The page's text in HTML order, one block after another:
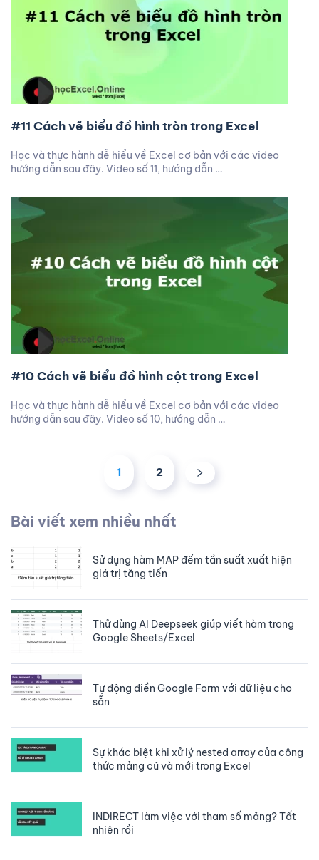
#11 Cách vẽ biểu đồ hình tròn trong Excel
Học và thực hành dễ hiểu về Excel cơ bản với các video
hướng dẫn sau đây. Video số 11, hướng dẫn …
#10 Cách vẽ biểu đồ hình cột trong Excel
Học và thực hành dễ hiểu về Excel cơ bản với các video
hướng dẫn sau đây. Video số 10, hướng dẫn …
1 2
Bài viết xem nhiều nhất
Sử dụng hàm MAP đếm tần suất xuất hiện
giá trị tăng tiến
Thử dùng AI Deepseek giúp viết hàm trong
Google Sheets/Excel
Tự động điền Google Form với dữ liệu cho
sẵn
Sự khác biệt khi xử lý nested array của công
thức mảng cũ và mới trong Excel
INDIRECT làm việc với tham số mảng? Tất
nhiên rồi